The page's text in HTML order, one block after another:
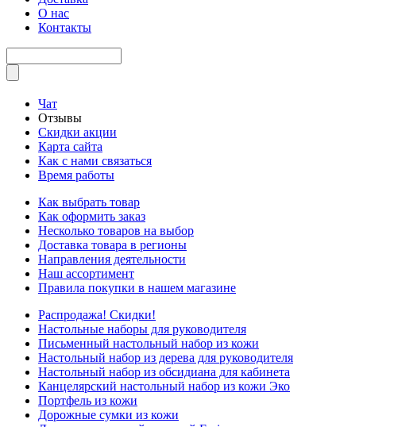
О нас
Контакты
Чат
Отзывы
Скидки акции
Карта сайта
Как с нами связаться
Время работы
Как выбрать товар
Как оформить заказ
Несколько товаров на выбор
Доставка товара в регионы
Направления деятельности
Наш ассортимент
Правила покупки в нашем магазине
Распродажа! Скидки!
Настольные наборы для руководителя
Письменный настольный набор из кожи
Настольный набор из дерева для руководителя
Настольный набор из обсидиана для кабинета
Канцелярский настольный набор из кожи Эко
Портфель из кожи
Дорожные сумки из кожи